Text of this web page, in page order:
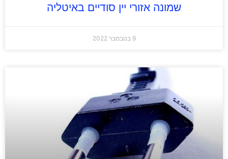
שמונה אזורי יין סודיים באיטליה
9 בנובמבר 2022